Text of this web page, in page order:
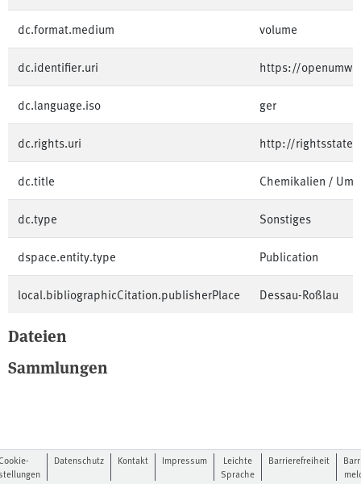
dc.format.medium volume
dc.identifier.uri https://
dc.language.iso ger
dc.rights.uri http://
dc.title Chemikalien /
dc.type Sonstiges
dspace.entity.type Publication
local.bibliographicCitation.publisherPlace Dessau-Roßlau
Dateien
Sammlungen
Datenschutz Kontakt Impressum
Leichte
Sprache
Barrierefreiheit